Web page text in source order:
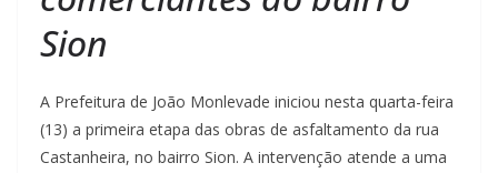
Sion
A Prefeitura de João Monlevade iniciou nesta quarta-feira
(13) a primeira etapa das obras de asfaltamento da rua
Castanheira, no bairro Sion. A intervenção atende a uma